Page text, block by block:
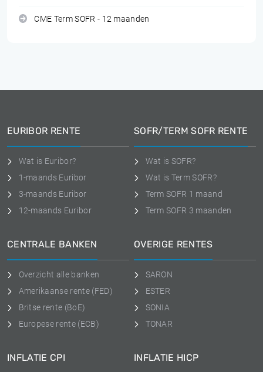
CME Term SOFR - 12 maanden
EURIBOR RENTE
Wat is Euribor?
1-maands Euribor
3-maands Euribor
12-maands Euribor
SOFR/TERM SOFR RENTE
Wat is SOFR?
Wat is Term SOFR?
Term SOFR 1 maand
Term SOFR 3 maanden
CENTRALE BANKEN
Overzicht alle banken
Amerikaanse rente (FED)
Britse rente (BoE)
Europese rente (ECB)
OVERIGE RENTES
SARON
ESTER
SONIA
TONAR
INFLATIE CPI INFLATIE HICP